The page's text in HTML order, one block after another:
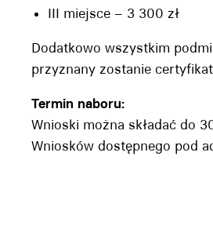
III miejsce – 3 300 zł
Dodatkowo wszystkim
przyznany zostanie certyfikat
Termin naboru:
Wnioski można składać do
Wniosków dostępnego pod